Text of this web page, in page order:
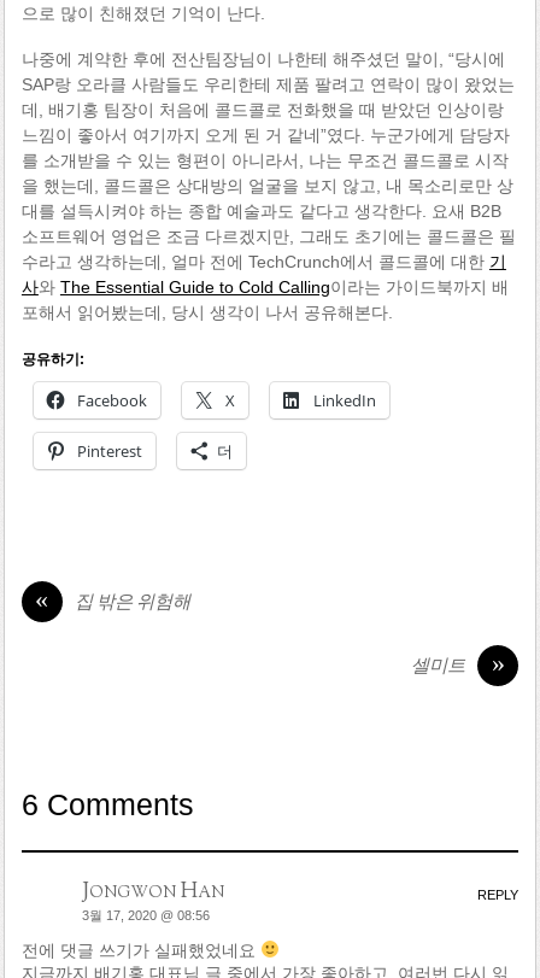
으로 많이 친해졌던 기억이 난다.
나중에 계약한 후에 전산팀장님이 나한테 해주셨던 말이, “당시에
SAP랑 오라클 사람들도 우리한테 제품 팔려고 연락이 많이 왔었는
데, 배기홍 팀장이 처음에 콜드콜로 전화했을 때 받았던 인상이랑
느낌이 좋아서 여기까지 오게 된 거 같네”였다. 누군가에게 담당자
를 소개받을 수 있는 형편이 아니라서, 나는 무조건 콜드콜로 시작
을 했는데, 콜드콜은 상대방의 얼굴을 보지 않고, 내 목소리로만 상
대를 설득시켜야 하는 종합 예술과도 같다고 생각한다. 요새 B2B
소프트웨어 영업은 조금 다르겠지만, 그래도 초기에는 콜드콜은 필
수라고 생각하는데, 얼마 전에 TechCrunch에서 콜드콜에 대한 기
사와 The Essential Guide to Cold Calling이라는 가이드북까지 배
포해서 읽어봤는데, 당시 생각이 나서 공유해본다.
공유하기:
Facebook X LinkedIn
Pinterest 더
« 집 밖은 위험해
»
셀미트
6 Comments
Jongwon Han
3월 17, 2020 @ 08:56
전에 댓글 쓰기가 실패했었네요
지금까지 배기홍 대표님 글 중에서 가장 좋아하고, 여러번 다시 읽
REPLY